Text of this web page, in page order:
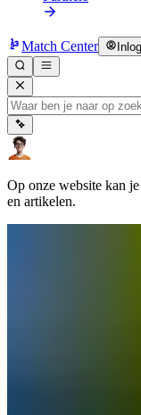
Match Center
Op onze website kan
en artikelen.